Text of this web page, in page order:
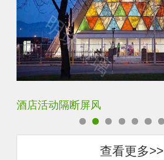
银玻长虹玻璃玄关隔断
查看更多>>